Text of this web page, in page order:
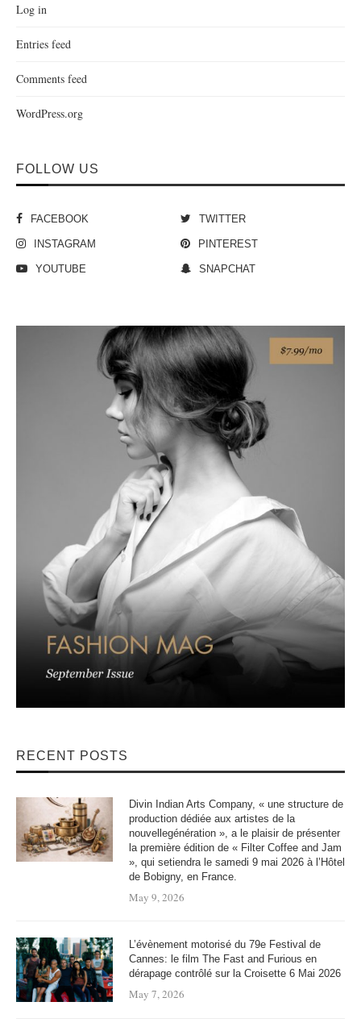
Log in
Entries feed
Comments feed
WordPress.org
FOLLOW US
FACEBOOK TWITTER
INSTAGRAM PINTEREST
YOUTUBE SNAPCHAT
RECENT POSTS
Divin Indian Arts Company, « une structure de
production dédiée aux artistes de la
nouvellegénération », a le plaisir de présenter
la première édition de « Filter Coffee and Jam
», qui setiendra le samedi 9 mai 2026 à l’Hôtel
de Bobigny, en France.
May 9, 2026
L’évènement motorisé du 79e Festival de
Cannes: le film The Fast and Furious en
dérapage contrôlé sur la Croisette 6 Mai 2026
May 7, 2026